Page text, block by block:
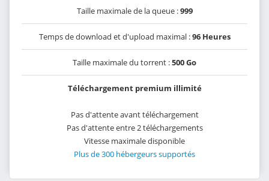
Taille maximale de la queue :999
Temps de download et d'upload maximal :96 Heures
Taille maximale du torrent :500 Go
Téléchargement premium illimité
Pas d'attente avant téléchargement
Pas d'attente entre 2 téléchargements
Vitesse maximale disponible
Plus de 300 hébergeurs supportés